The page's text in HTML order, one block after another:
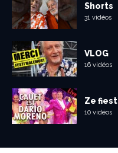
Shorts
31 vidéos
VLOG
16 vidéos
Ze
10 vidéos